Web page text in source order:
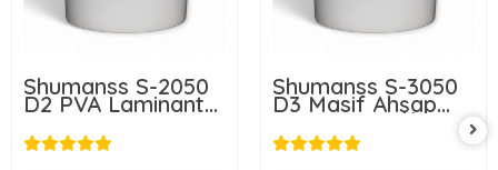
Shumanss S-2050
D2 PVA Laminant
Yüzey Tutkalı
25Kg/Kova
Shumanss S-3050
D3 Masif Ahşap
Tutkalı 25Kg/Kova